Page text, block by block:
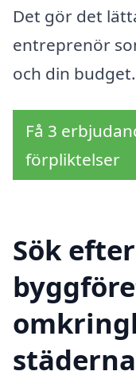
Det gör det
entreprenör
och din budget.
Få 3
förpliktelser
Sök